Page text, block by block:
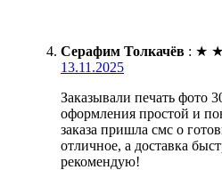
Серафим Толкачёв : ★ ★
13.11.2025
Заказывали печать фото
оформления простой и
заказа пришла смс о
отличное, а доставка
рекомендую!